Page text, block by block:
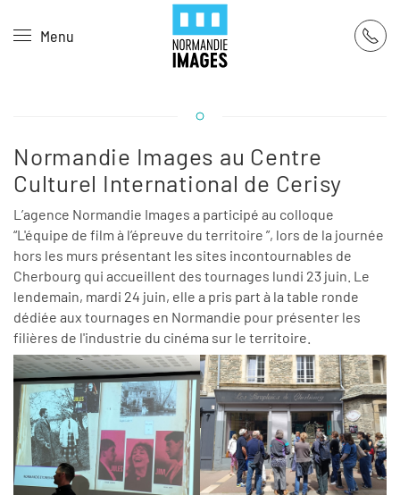
Skip to main content
Menu
Normandie Images au Centre
Culturel International de Cerisy
L’agence Normandie Images a participé au colloque
“L'équipe de film à l’épreuve du territoire ”, lors de la journée
hors les murs présentant les sites incontournables de
Cherbourg qui accueillent des tournages lundi 23 juin. Le
lendemain, mardi 24 juin, elle a pris part à la table ronde
dédiée aux tournages en Normandie pour présenter les
filières de l'industrie du cinéma sur le territoire.
Panneau de gestion des cookies